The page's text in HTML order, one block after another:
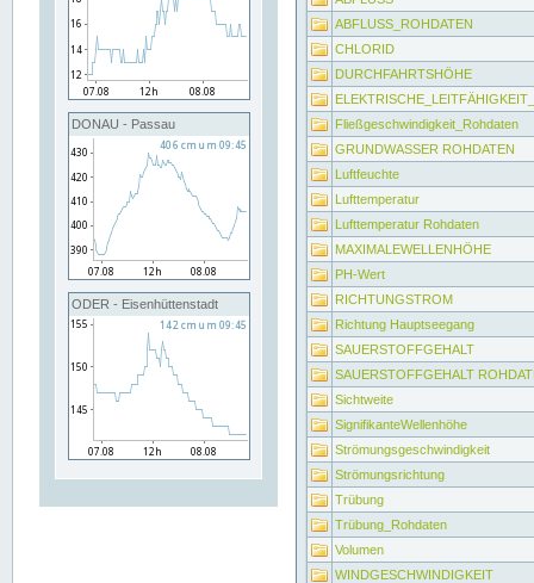
DONAU - Passau
ODER - Eisenhüttenstadt
ABFLUSS_ROHDATEN
CHLORID
DURCHFAHRTSHÖHE
Fließgeschwindigkeit_Rohdaten
GRUNDWASSER ROHDATEN
Luftfeuchte
Lufttemperatur
Lufttemperatur Rohdaten
MAXIMALEWELLENHÖHE
PH-Wert
RICHTUNGSTROM
Richtung Hauptseegang
SAUERSTOFFGEHALT
SAUERSTOFFGEHALT
Sichtweite
SignifikanteWellenhöhe
Strömungsgeschwindigkeit
Strömungsrichtung
Trübung
Trübung_Rohdaten
Volumen
WINDGESCHWINDIGKEIT